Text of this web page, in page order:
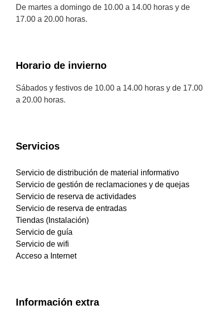
De martes a domingo de 10.00 a 14.00 horas y de
17.00 a 20.00 horas.
Horario de invierno
Sábados y festivos de 10.00 a 14.00 horas y de 17.00
a 20.00 horas.
Servicios
Servicio de distribución de material informativo
Servicio de gestión de reclamaciones y de quejas
Servicio de reserva de actividades
Servicio de reserva de entradas
Tiendas (Instalación)
Servicio de guía
Servicio de wifi
Acceso a Internet
Información extra